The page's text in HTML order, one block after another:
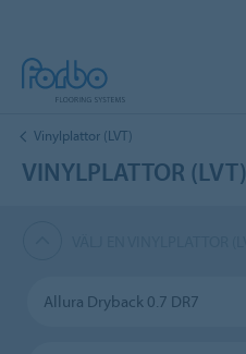
Vinylplattor (LVT)
VINYLPLATTOR (LVT)
Allura Dryback 0.7 DR7